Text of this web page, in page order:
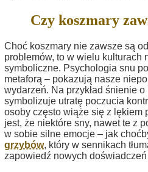
Czy koszmary
Choć koszmary nie zawsze są
problemów, to w wielu kulturach
symboliczne. Psychologia snu
metaforą – pokazują nasze
wydarzeń. Na przykład śnienie
symbolizuje utratę poczucia
osoby często wiąże się z lękiem
jest, że niektóre sny, nawet te z
w sobie silne emocje – jak
grzybów, który w sennikach
zapowiedź nowych